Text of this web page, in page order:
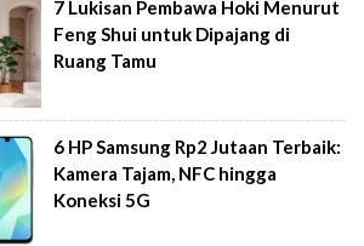
7 Lukisan Pembawa Hoki Menurut
Feng Shui untuk Dipajang di
Ruang Tamu
6 HP Samsung Rp2 Jutaan Terbaik:
Kamera Tajam, NFC hingga
Koneksi 5G